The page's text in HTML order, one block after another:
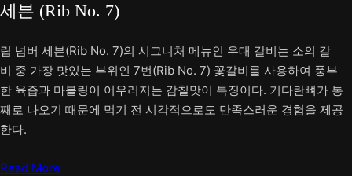
세븐 (Rib No. 7)
립 넘버 세븐(Rib No. 7)의 시그니처 메뉴인 우대 갈비는 소의 갈
비 중 가장 맛있는 부위인 7번(Rib No. 7) 꽃갈비를 사용하여 풍부
한 육즙과 마블링이 어우러지는 감칠맛이 특징이다. 기다란뼈가 통
째로 나오기 때문에 먹기 전 시각적으로도 만족스러운 경험을 제공
한다.
Read More